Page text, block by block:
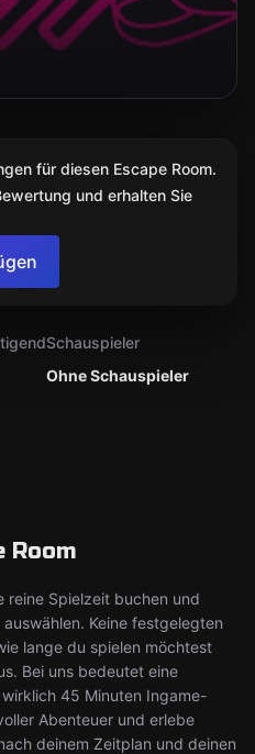
Ohne Schauspieler
Schauspieler
Room
reine Spielzeit buchen und
Keine festgelegten
lange du spielen möchtest
Bei uns bedeutet eine
45 Minuten Ingame-
Abenteuer und erlebe
deinem Zeitplan und deinen
für diesen Escape Room.
und erhalten Sie